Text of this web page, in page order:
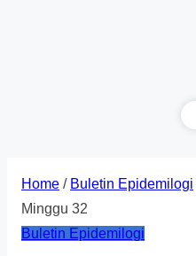
Home / Buletin Epidemilogi
Minggu 32
Buletin Epidemilogi